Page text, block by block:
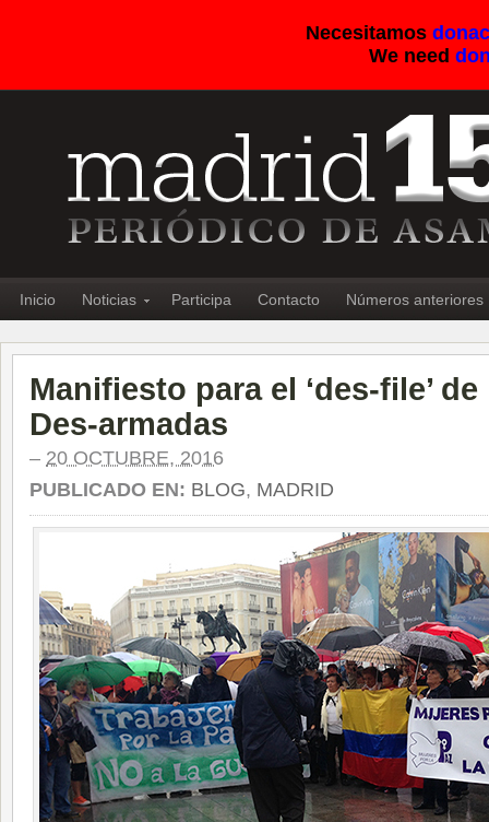
Necesitamos
We need
Inicio Noticias Participa Contacto Números anteriores
Manifiesto para el ‘des-file’
Des-armadas
– 20 OCTUBRE, 2016
PUBLICADO EN: BLOG, MADRID